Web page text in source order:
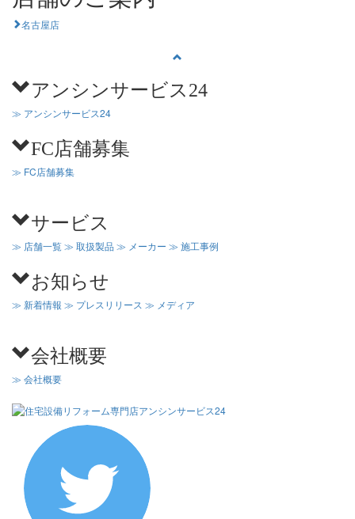
名古屋店
アンシンサービス24
≫ アンシンサービス24
FC店舗募集
≫ FC店舗募集
サービス
≫ 店舗一覧≫ 取扱製品 ≫ メーカー ≫ 施工事例
お知らせ
≫ 新着情報 ≫ プレスリリース ≫ メディア
会社概要
≫ 会社概要